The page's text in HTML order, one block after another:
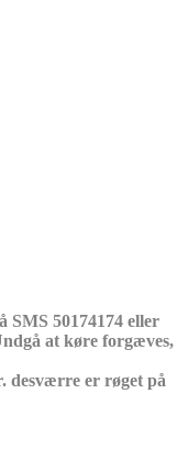
SMS 50174174 eller
at køre forgæves,
desværre er røget på